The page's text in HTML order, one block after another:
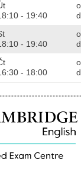
- 19:40
- 19:40
- 18:00